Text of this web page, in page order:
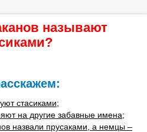
называют
стасиками;
на другие забавные имена;
назвали прусаками, а немцы –